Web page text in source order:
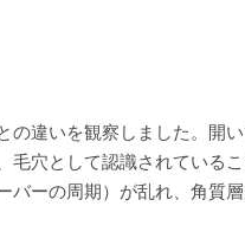
違いを観察しました。開
穴として認識されている
バーの周期）が乱れ、角質